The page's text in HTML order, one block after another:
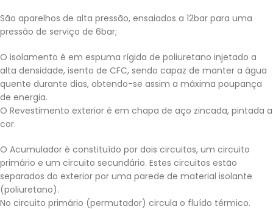
São aparelhos de alta pressão, ensaiados a 12bar para uma
pressão de serviço de 6bar;
O isolamento é em espuma rígida de poliuretano injetado a
alta densidade, isento de CFC, sendo capaz de manter a água
quente durante dias, obtendo-se assim a máxima poupança
de energia.
O Revestimento exterior é em chapa de aço zincada, pintada a
cor.
O Acumulador é constituído por dois circuitos, um circuito
primário e um circuito secundário. Estes circuitos estão
separados do exterior por uma parede de material isolante
(poliuretano).
No circuito primário (permutador) circula o fluído térmico.